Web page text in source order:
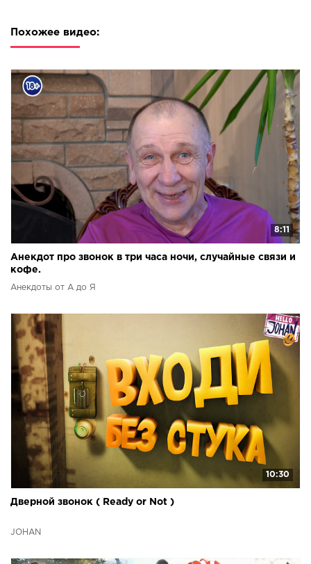
Похожее видео:
8:11
Анекдот про звонок в три часа ночи, случайные связи и
кофе.
Анекдоты от А до Я
10:30
Дверной звонок ( Ready or Not )
JOHAN